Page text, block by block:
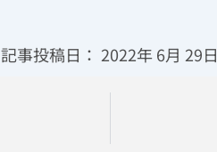
記事投稿日： 2022年 6月 29日